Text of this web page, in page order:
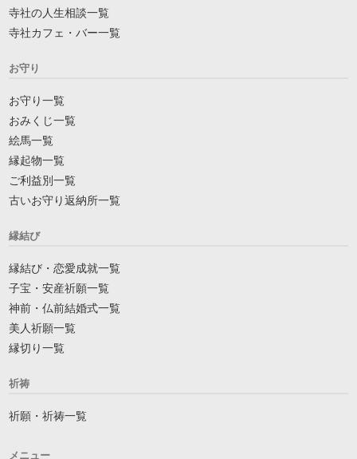
寺社の人生相談一覧
寺社カフェ・バー一覧
お守り
お守り一覧
おみくじ一覧
絵馬一覧
縁起物一覧
ご利益別一覧
古いお守り返納所一覧
縁結び
縁結び・恋愛成就一覧
子宝・安産祈願一覧
神前・仏前結婚式一覧
美人祈願一覧
縁切り一覧
祈祷
祈願・祈祷一覧
メニュー